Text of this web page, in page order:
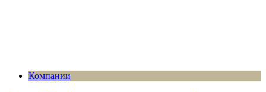
Компании